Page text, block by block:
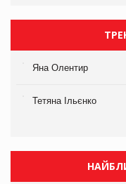
Яна Олентир
Тетяна Ільєнко